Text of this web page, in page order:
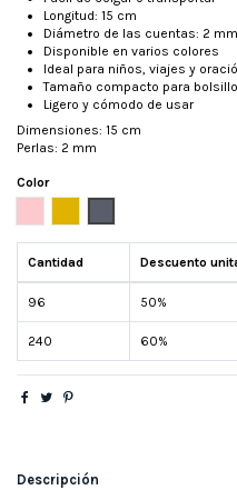
Longitud: 15 cm
Diámetro de las cuentas: 2 mm
Disponible en varios colores
Ideal para niños, viajes y
Tamaño compacto para
Ligero y cómodo de usar
Dimensiones: 15 cm
Perlas: 2 mm
Color
Cantidad Descuento
96 50%
240 60%
Descripción